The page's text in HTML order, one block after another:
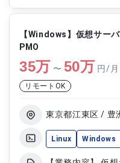
仮想サーバの構築
よび構築支援 ・
援対応
【Windows】仮想サー
PMO
35万 〜 50万 円/月
リモートOK
東京都江東区 / 豊
Linux Windows